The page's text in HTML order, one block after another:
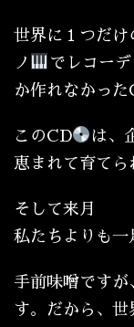
世界に１つだ
ノ
でレコー
か作れなかった
このCD
は、
恵まれて育てら
そして来月
私たちよりも一
手前味噌です
す。だから、